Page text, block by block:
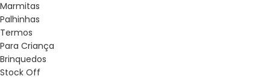
Marmitas
Palhinhas
Termos
Para Criança
Brinquedos
Stock Off